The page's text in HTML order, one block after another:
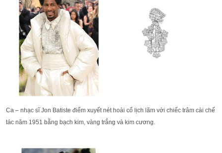
Ca – nhạc sĩ Jon Batiste điểm xuyết nét hoài cổ lịch lãm với chiếc trâm cài chế
tác năm 1951 bằng bạch kim, vàng trắng và kim cương.